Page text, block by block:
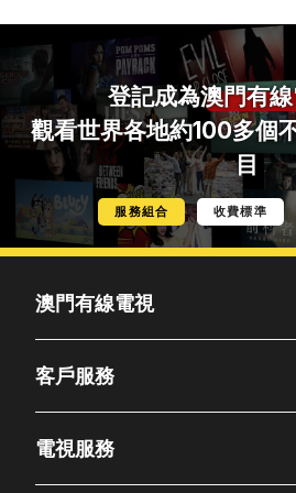
登記成為澳門有
觀看世界各地約100多個
目
服務組合 收費標準
澳門有線電視
客戶服務
電視服務